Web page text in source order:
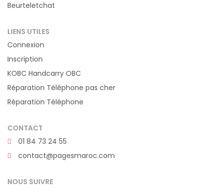
Beurteletchat
LIENS UTILES
Connexion
Inscription
KOBC Handcarry OBC
Réparation Téléphone pas cher
Réparation Téléphone
CONTACT
01 84 73 24 55
contact@pagesmaroc.com
NOUS SUIVRE